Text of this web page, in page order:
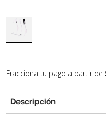
Fracciona tu pago a partir de
Descripción